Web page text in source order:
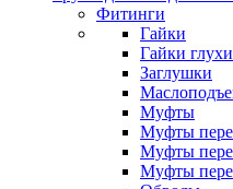
Фитинги
Гайки
Гайки
Заглушки
Муфты
Муфты
Муфты
Муфты